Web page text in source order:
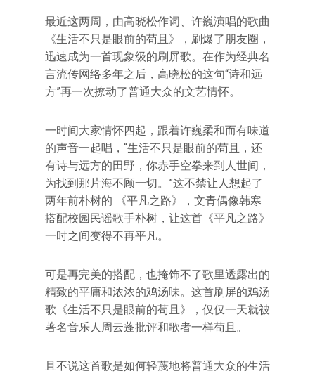
最近这两周，由高晓松作词、许巍演唱的歌曲
《生活不只是眼前的苟且》，刷爆了朋友圈，
迅速成为一首现象级的刷屏歌。在作为经典名
言流传网络多年之后，高晓松的这句“诗和远
方”再一次撩动了普通大众的文艺情怀。
一时间大家情怀四起，跟着许巍柔和而有味道
的声音一起唱，“生活不只是眼前的苟且，还
有诗与远方的田野，你赤手空拳来到人世间，
为找到那片海不顾一切。”这不禁让人想起了
两年前朴树的 《平凡之路》，文青偶像韩寒
搭配校园民谣歌手朴树，让这首《平凡之路》
一时之间变得不再平凡。
可是再完美的搭配，也掩饰不了歌里透露出的
精致的平庸和浓浓的鸡汤味。这首刷屏的鸡汤
歌《生活不只是眼前的苟且》，仅仅一天就被
著名音乐人周云蓬批评和歌者一样苟且。
且不说这首歌是如何轻蔑地将普通大众的生活